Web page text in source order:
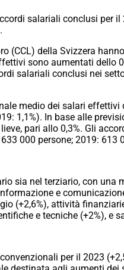
salariali conclusi per
della Svizzera
sono aumentati dello
salariali conclusi nei
medio dei salari effettivi
1,1%). In base alle
pari allo 0,3%. Gli
000 persone; 2019: 613
sia nel terziario, con una
e
(+2,6%), attività
e tecniche (+2%), e
per il 2023